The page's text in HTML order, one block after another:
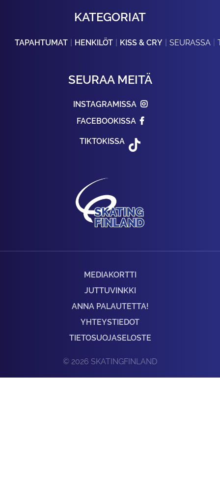
KATEGORIAT
TAPAHTUMAT HENKILÖT KISS & CRY SEURASSA
SEURAA MEITÄ
INSTAGRAMISSA
FACEBOOKISSA
TIKTOKISSA
MEDIAKORTTI
JUTTUVINKKI
ANNA PALAUTETTA!
YHTEYSTIEDOT
TIETOSUOJASELOSTE
© 2026 SKATINGFINLAND